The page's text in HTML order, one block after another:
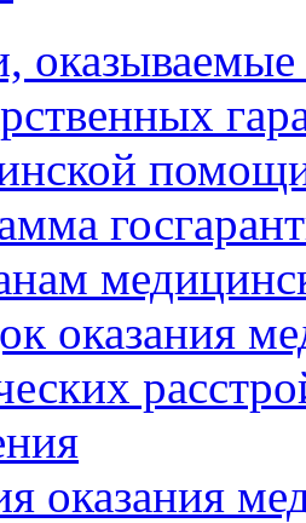
оказания
оказания